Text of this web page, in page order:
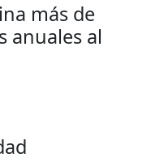
más de
anuales al